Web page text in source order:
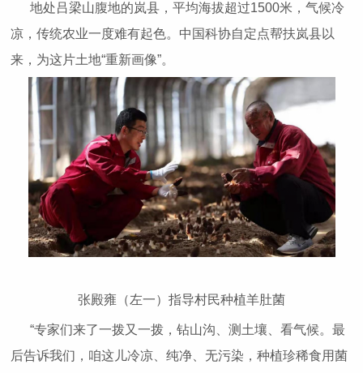
地处吕梁山腹地的岚县，平均海拔超过1500米，气候冷
凉，传统农业一度难有起色。中国科协自定点帮扶岚县以
来，为这片土地“重新画像”。
张殿雍（左一）指导村民种植羊肚菌
“专家们来了一拨又一拨，钻山沟、测土壤、看气候。最
后告诉我们，咱这儿冷凉、纯净、无污染，种植珍稀食用菌